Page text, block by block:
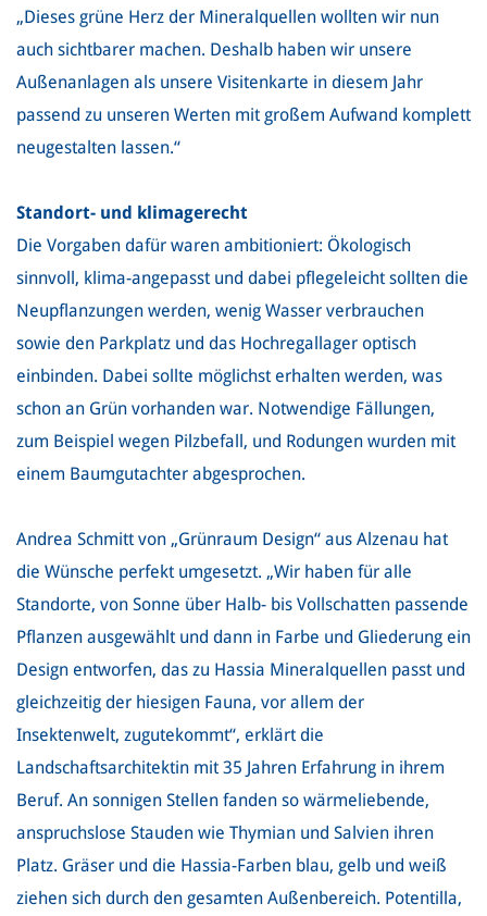
„Dieses grüne Herz der Mineralquellen wollten wir nun
auch sichtbarer machen. Deshalb haben wir unsere
Außenanlagen als unsere Visitenkarte in diesem Jahr
passend zu unseren Werten mit großem Aufwand komplett
neugestalten lassen.“
Standort- und klimagerecht
Die Vorgaben dafür waren ambitioniert: Ökologisch
sinnvoll, klima-angepasst und dabei pflegeleicht sollten die
Neupflanzungen werden, wenig Wasser verbrauchen
sowie den Parkplatz und das Hochregallager optisch
einbinden. Dabei sollte möglichst erhalten werden, was
schon an Grün vorhanden war. Notwendige Fällungen,
zum Beispiel wegen Pilzbefall, und Rodungen wurden mit
einem Baumgutachter abgesprochen.
Andrea Schmitt von „Grünraum Design“ aus Alzenau hat
die Wünsche perfekt umgesetzt. „Wir haben für alle
Standorte, von Sonne über Halb- bis Vollschatten passende
Pflanzen ausgewählt und dann in Farbe und Gliederung ein
Design entworfen, das zu Hassia Mineralquellen passt und
gleichzeitig der hiesigen Fauna, vor allem der
Insektenwelt, zugutekommt“, erklärt die
Landschaftsarchitektin mit 35 Jahren Erfahrung in ihrem
Beruf. An sonnigen Stellen fanden so wärmeliebende,
anspruchslose Stauden wie Thymian und Salvien ihren
Platz. Gräser und die Hassia-Farben blau, gelb und weiß
ziehen sich durch den gesamten Außenbereich. Potentilla,